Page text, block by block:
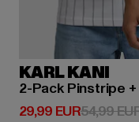
KARL KANI
2-Pack Pinstripe
29,99 EUR
Derzeitiger Preis:
54,99